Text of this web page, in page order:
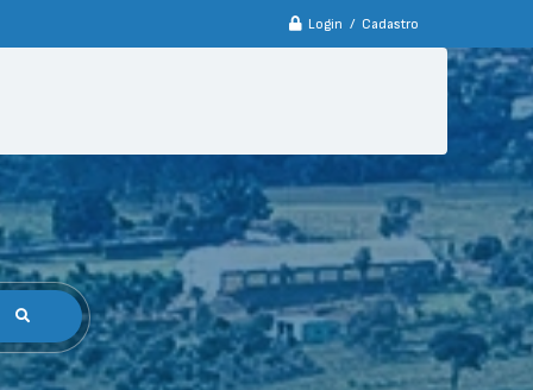
Login / Cadastro